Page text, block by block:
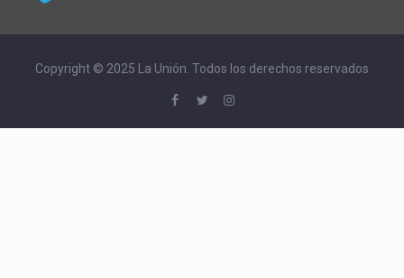
Copyright © 2025 La Unión. Todos los derechos reservados